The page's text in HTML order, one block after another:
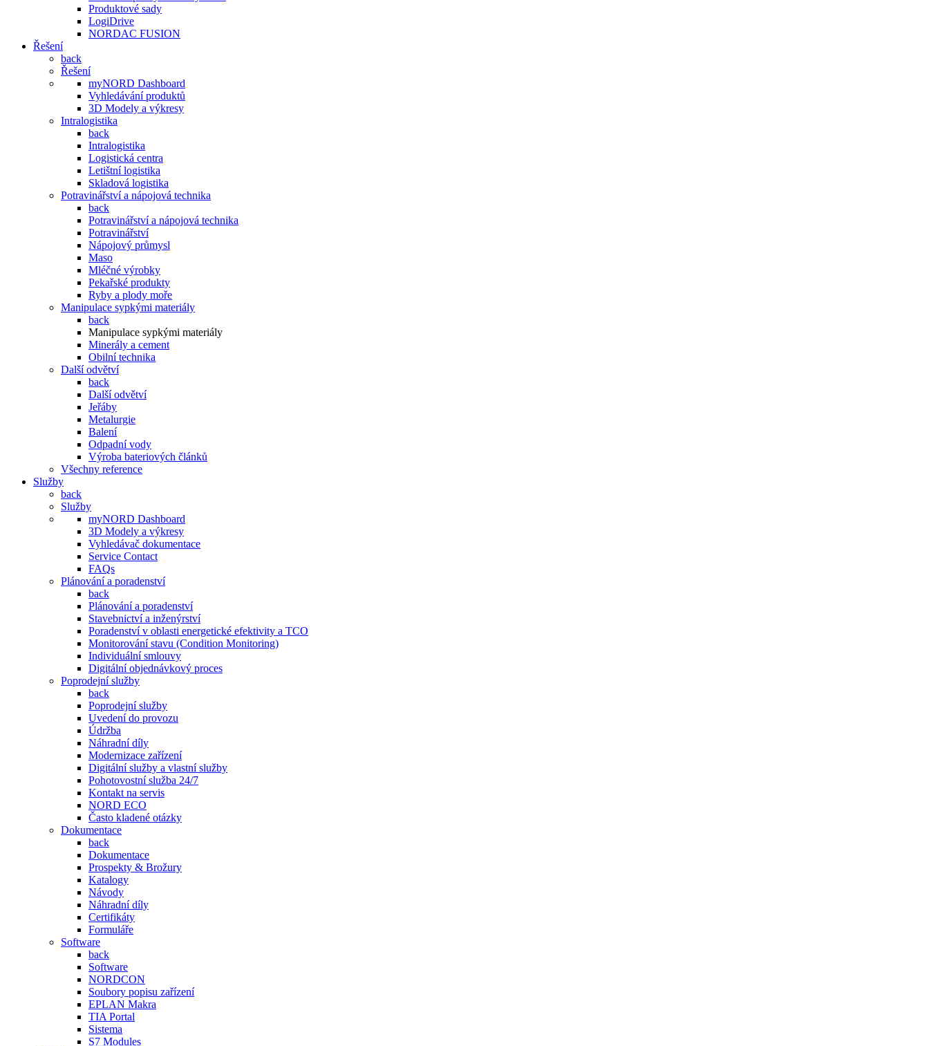
Produktové sady
LogiDrive
NORDAC FUSION
Řešení
back
Řešení
myNORD Dashboard
Vyhledávání produktů
3D Modely a výkresy
Intralogistika
back
Intralogistika
Logistická centra
Letištní logistika
Skladová logistika
Potravinářství a nápojová technika
back
Potravinářství a nápojová technika
Potravinářství
Nápojový průmysl
Maso
Mléčné výrobky
Pekařské produkty
Ryby a plody moře
Manipulace sypkými materiály
back
Manipulace sypkými materiály
Minerály a cement
Obilní technika
Další odvětví
back
Další odvětví
Jeřáby
Metalurgie
Balení
Odpadní vody
Výroba bateriových článků
Všechny reference
Služby
back
Služby
myNORD Dashboard
3D Modely a výkresy
Vyhledávač dokumentace
Service Contact
FAQs
Plánování a poradenství
back
Plánování a poradenství
Stavebnictví a inženýrství
Poradenství v oblasti energetické efektivity a TCO
Monitorování stavu (Condition Monitoring)
Individuální smlouvy
Digitální objednávkový proces
Poprodejní služby
back
Poprodejní služby
Uvedení do provozu
Údržba
Náhradní díly
Modernizace zařízení
Digitální služby a vlastní služby
Pohotovostní služba 24/7
Kontakt na servis
NORD ECO
Často kladené otázky
Dokumentace
back
Dokumentace
Prospekty & Brožury
Katalogy
Návody
Náhradní díly
Certifikáty
Formuláře
Software
back
Software
NORDCON
Soubory popisu zařízení
EPLAN Makra
TIA Portal
Sistema
S7 Modules